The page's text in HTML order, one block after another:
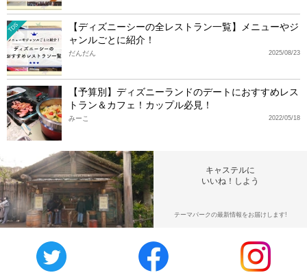
TDS
【ディズニーシーの全レストラン一覧】メニューやジ
ャンルごとに紹介！
2025/08/23
だんだん
【予算別】ディズニーランドのデートにおすすめレス
トラン＆カフェ！カップル必見！
2022/05/18
みーこ
キャステルに
いいね！しよう
テーマパークの最新情報をお届けします!